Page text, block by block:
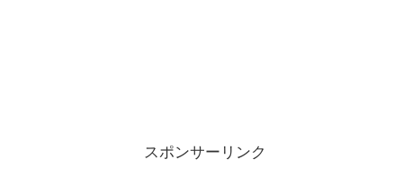
スポンサーリンク